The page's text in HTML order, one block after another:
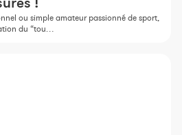
ou simple amateur passionné de sport,
du “tou…